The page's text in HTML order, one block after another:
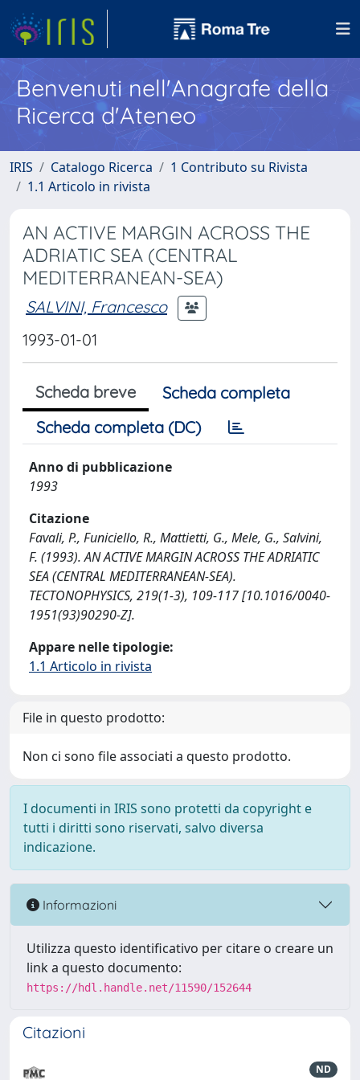
Benvenuti nell'Anagrafe della
Ricerca d'Ateneo
IRIS Catalogo Ricerca
1 Contributo su Rivista
1.1 Articolo in rivista
AN ACTIVE MARGIN ACROSS THE
ADRIATIC SEA (CENTRAL
MEDITERRANEAN-SEA)
SALVINI, Francesco
1993-01-01
Scheda breve
Scheda completa
Scheda completa (DC)
Anno di pubblicazione
1993
Citazione
Favali, P., Funiciello, R., Mattietti, G., Mele, G., Salvini,
F. (1993). AN ACTIVE MARGIN ACROSS THE ADRIATIC
SEA (CENTRAL MEDITERRANEAN-SEA).
TECTONOPHYSICS, 219(1-3), 109-117 [10.1016/0040-
1951(93)90290-Z].
Appare nelle tipologie:
1.1 Articolo in rivista
File in questo prodotto:
Non ci sono file associati a questo prodotto.
I documenti in IRIS sono protetti da copyright e
tutti i diritti sono riservati, salvo diversa
indicazione.
Informazioni
Utilizza questo identificativo per citare o creare un
link a questo documento:
https://hdl.handle.net/11590/152644
Citazioni
ND